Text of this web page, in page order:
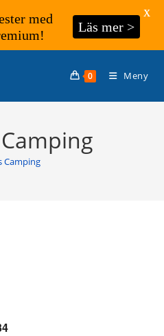
0 Meny
Camping
med
Läs mer >
X